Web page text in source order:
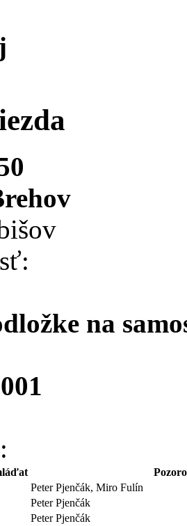
na
Peter Pjenčák, Miro Fulín
Peter Pjenčák
Peter Pjenčák